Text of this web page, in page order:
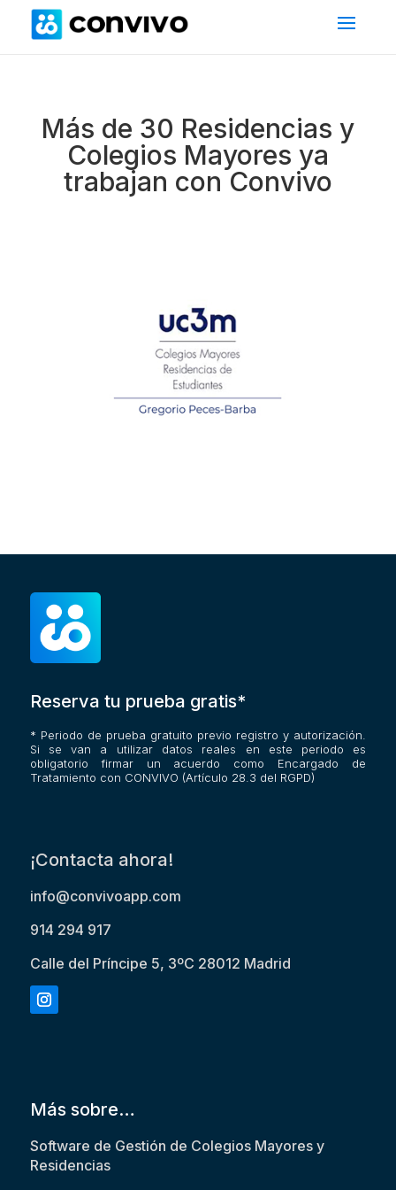
Más de 30 Residencias y
Colegios Mayores ya
trabajan con Convivo
Reserva tu prueba gratis*
* Periodo de prueba gratuito previo registro y autorización.
Si se van a utilizar datos reales en este periodo es
obligatorio firmar un acuerdo como Encargado de
Tratamiento con CONVIVO (Artículo 28.3 del RGPD)
¡Contacta ahora!
info@convivoapp.com
914 294 917
Calle del Príncipe 5, 3ºC 28012 Madrid
Más sobre…
Software de Gestión de Colegios Mayores y
Residencias